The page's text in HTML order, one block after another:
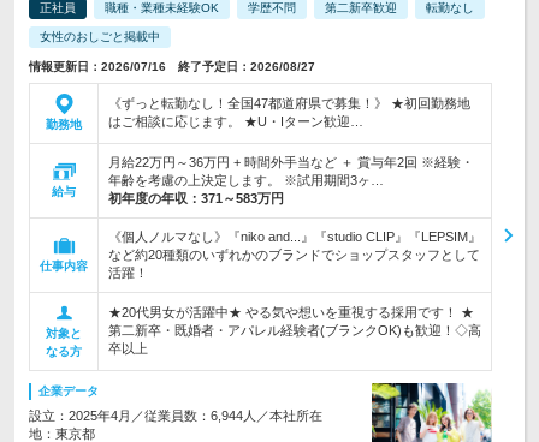
正社員 職種・業種未経験OK 学歴不問 第二新卒歓迎 転勤なし
女性のおしごと掲載中
情報更新日：2026/07/16 終了予定日：2026/08/27
勤務地
《ずっと転勤なし！全国47都道府県で募集！》 ★初回勤務地
はご相談に応じます。 ★U・Iターン歓迎…
給与
月給22万円～36万円 + 時間外手当など ＋ 賞与年2回 ※経験・
年齢を考慮の上決定します。 ※試用期間3ヶ…
初年度の年収： 371～583万円
仕事内容
《個人ノルマなし》『niko and...』『studio CLIP』『LEPSIM』
など約20種類のいずれかのブランドでショップスタッフとして
活躍！
対象と
なる方
★20代男女が活躍中★ やる気や想いを重視する採用です！ ★
第二新卒・既婚者・アパレル経験者(ブランクOK)も歓迎！◇高
卒以上
企業データ
設立：2025年4月／従業員数：6,944人／本社所在
地：東京都